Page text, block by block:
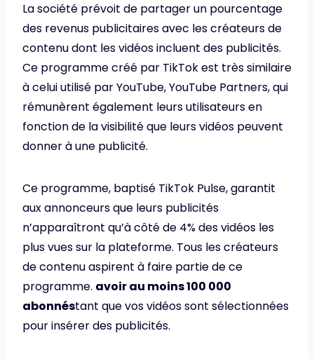
La société prévoit de partager un pourcentage
des revenus publicitaires avec les créateurs de
contenu dont les vidéos incluent des publicités.
Ce programme créé par TikTok est très similaire
à celui utilisé par YouTube, YouTube Partners, qui
rémunèrent également leurs utilisateurs en
fonction de la visibilité que leurs vidéos peuvent
donner à une publicité.
Ce programme, baptisé TikTok Pulse, garantit
aux annonceurs que leurs publicités
n’apparaîtront qu’à côté de 4% des vidéos les
plus vues sur la plateforme. Tous les créateurs
de contenu aspirent à faire partie de ce
programme. avoir au moins 100 000
abonnéstant que vos vidéos sont sélectionnées
pour insérer des publicités.